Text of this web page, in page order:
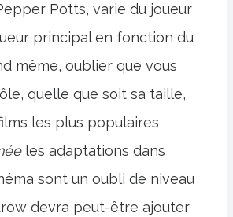
Potts, varie du joueur
principal en fonction du
même, oublier que vous
quelle que soit sa taille,
les plus populaires
les adaptations dans
sont un oubli de niveau
devra peut-être ajouter